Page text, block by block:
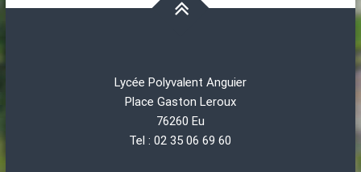
Lycée Polyvalent Anguier
Place Gaston Leroux
76260 Eu
Tel : 02 35 06 69 60